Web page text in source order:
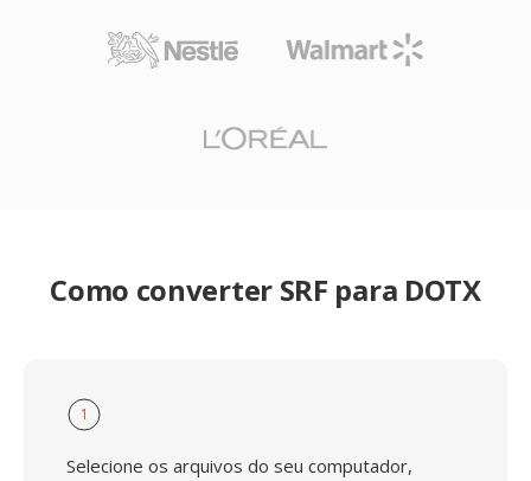
Como converter SRF para DOTX
1
Selecione os arquivos do seu computador,